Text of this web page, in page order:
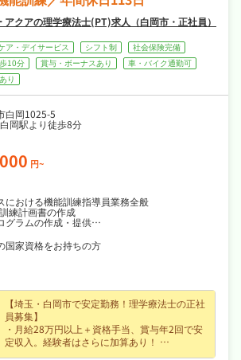
クアの理学療法士(PT)求人（白岡市・正社員）
ア・デイサービス シフト制
社会保険完備
10分 賞与・ボーナスあり
車・バイク通勤可
り
白岡1025-5
岡駅より徒歩8分
円~
における機能訓練指導員業務全般
練計画書の作成
グラムの作成・提供
の出席 などなど
国家資格をお持ちの方
【埼玉・白岡市で安定勤務！理学療法士の正社
員募集】
・月給28万円以上＋資格手当、賞与年2回で安
定収入。経験者はさらに加算あり！